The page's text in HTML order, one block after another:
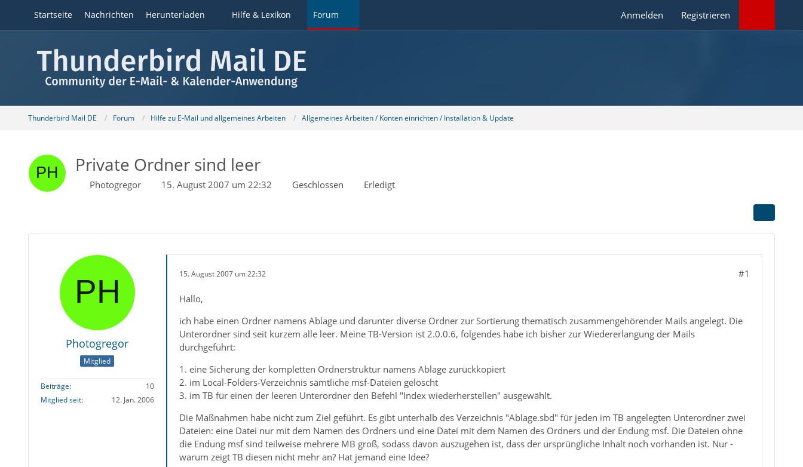
Startseite Nachrichten Herunterladen Hilfe & Lexikon Forum Anmelden Registrieren
Thunderbird Mail DE Forum Hilfe zu E-Mail und allgemeines Arbeiten Allgemeines Arbeiten / Konten einrichten / Installation & Update
Private Ordner sind leer
Photogregor 15. August 2007 um 22:32 Geschlossen Erledigt
Photogregor
Mitglied
Beiträge
10
Mitglied seit
12. Jan. 2006
15. August 2007 um 22:32 #1
Hallo,
ich habe einen Ordner namens Ablage und darunter diverse Ordner zur Sortierung thematisch zusammengehörender Mails angelegt. Die
Unterordner sind seit kurzem alle leer. Meine TB-Version ist 2.0.0.6, folgendes habe ich bisher zur Wiedererlangung der Mails
durchgeführt:
1. eine Sicherung der kompletten Ordnerstruktur namens Ablage zurückkopiert
2. im Local-Folders-Verzeichnis sämtliche msf-Dateien gelöscht
3. im TB für einen der leeren Unterordner den Befehl "Index wiederherstellen" ausgewählt.
Die Maßnahmen habe nicht zum Ziel geführt. Es gibt unterhalb des Verzeichnis "Ablage.sbd" für jeden im TB angelegten Unterordner zwei
Dateien: eine Datei nur mit dem Namen des Ordners und eine Datei mit dem Namen des Ordners und der Endung msf. Die Dateien ohne
die Endung msf sind teilweise mehrere MB groß, sodass davon auszugehen ist, dass der ursprüngliche Inhalt noch vorhanden ist. Nur -
warum zeigt TB diesen nicht mehr an? Hat jemand eine Idee?